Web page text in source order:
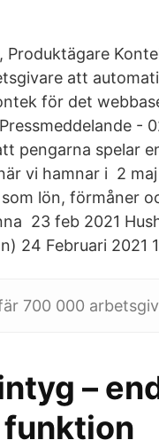
Produktägare
att
för det
-
pengarna spelar
vi hamnar i 2
lön, förmåner
23 feb 2021
24 Februari 2021
700 000
–